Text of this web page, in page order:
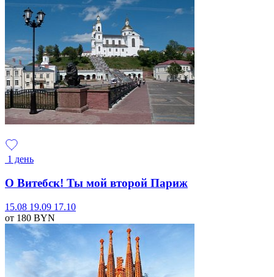
1 день
О Витебск! Ты мой второй Париж
15.08 19.09 17.10
от 180 BYN